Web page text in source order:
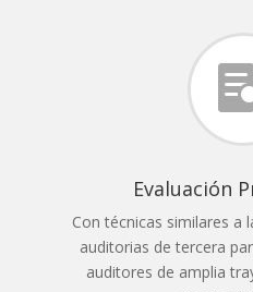
Evaluación
Con técnicas similares a
auditorias de tercera
auditores de amplia